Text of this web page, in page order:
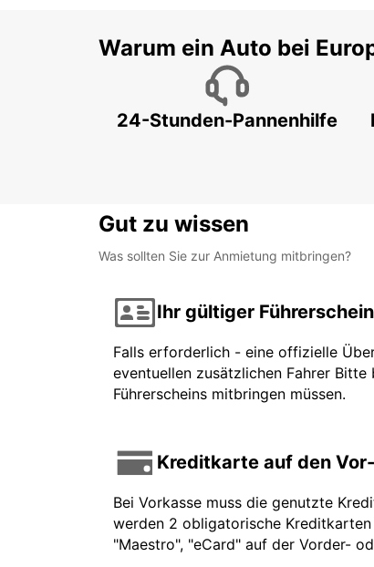
Warum ein Auto bei
24-Stunden-Pannenhilfe
Gut zu wissen
Was sollten Sie zur Anmietung mitbringen?
Ihr gültiger Führerschein
Falls erforderlich - eine offizielle
eventuellen zusätzlichen Fahrer Bitte
Führerscheins mitbringen müssen.
Kreditkarte auf den
Bei Vorkasse muss die genutzte
werden 2 obligatorische
"Maestro", "eCard" auf der Vorder-